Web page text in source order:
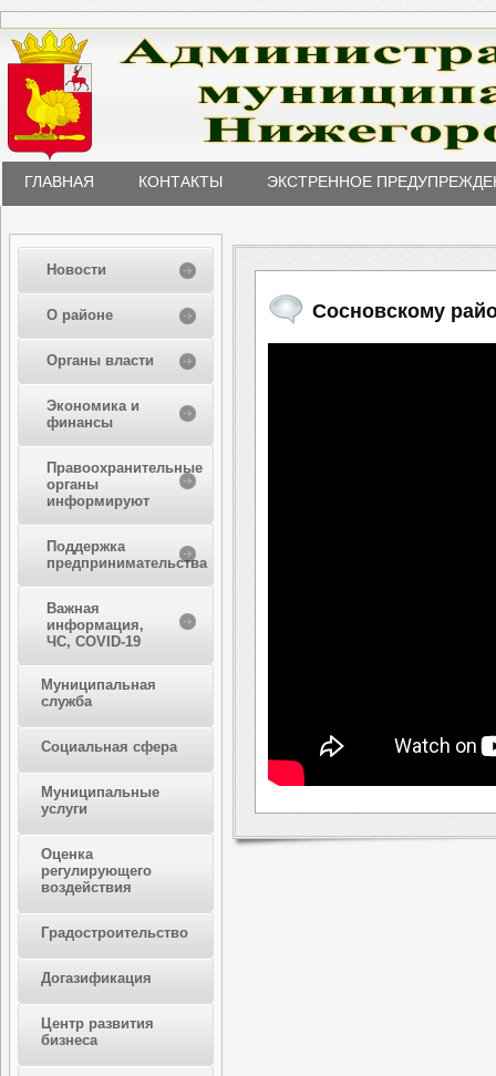
ГЛАВНАЯ КОНТАКТЫ ЭКСТРЕННОЕ
Новости
О районе
Органы власти
Экономика и
финансы
Правоохранительные
органы
информируют
Поддержка
предпринимательства
Важная
информация,
ЧС, COVID-19
Муниципальная
служба
Социальная сфера
Муниципальные
услуги
Оценка
регулирующего
воздействия
Градостроительство
Догазификация
Центр развития
бизнеса
Сосновскому